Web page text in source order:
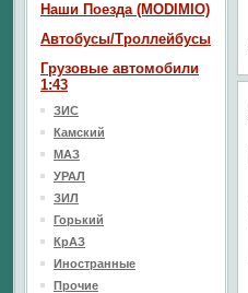
Наши Поезда (MODIMIO)
Автобусы/Троллейбусы
Грузовые автомобили
1:43
ЗИС
Камский
МАЗ
УРАЛ
ЗИЛ
Горький
КрАЗ
Иностранные
Прочие